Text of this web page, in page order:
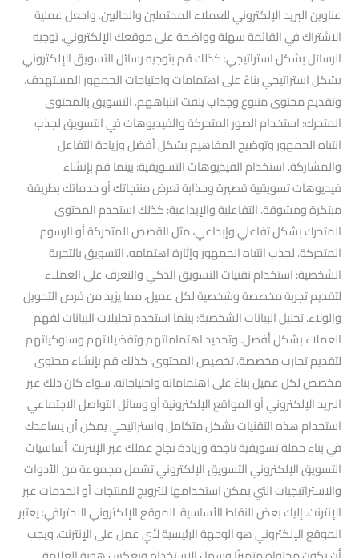
عناوين البريد الإلكتروني للعملاء المحتملين والحاليين. واجعل عملية
الاشتراك في القائمة سهلة وواضحة على موقعك الإلكتروني. توجيه
الرسائل بشكل استراتيجي: كذلك قم بتوجيه رسائل التسويق الإلكتروني
بشكل استراتيجي بناءً على اهتمامات واحتياجات الجمهور المستهدف.
وتقديم محتوى متنوع وجذاب يلفت انتباههم. التسويق بالمحتوى
المتحرك: استخدام الصور المتحركة والفيديوهات في التسويق لجذب
انتباه الجمهور وتوضيح المفاهيم بشكل أفضل وزيادة التفاعل
والمشاركة. استخدام الفيديوهات التسويقية: بينما قم بإنشاء
فيديوهات تسويقية قصيرة وجذابة تعرض منتجاتك أو خدماتك بطريقة
مبتكرة ومشوقة. التفاعلية والإبداعية: كذلك استخدم المحتوى
المتحرك بشكل تفاعلي وإبداعي، مثل القصص المتحركة أو الرسوم
المتحركة. لجذب انتباه الجمهور وإثارة اهتمامه. التسويق بالتجربة
الشخصية: استخدام تقنيات التسويق الذكي والتعرف على العملاء
لتقديم تجربة مخصصة وشخصية لكل عميل، مما يزيد من فرص التحويل
والولاء. تحليل البيانات الشخصية: بينما استخدم تحليلات البيانات لفهم
العملاء بشكل أفضل. وتحديد اهتماماتهم وتفضيلاتهم وسلوكياتهم
لتقديم تجارب مخصصة. تخصيص المحتوى: كذلك قم بإنشاء محتوى
مخصص لكل عميل بناءً على اهتماماته واحتياجاته. سواء كان ذلك عبر
البريد الإلكتروني أو المواقع الإلكترونية أو وسائل التواصل الاجتماعي.
استخدام هذه التقنيات بشكل متكامل واستراتيجي يمكن أن يساعدك
في بناء حملة تسويقية ناجحة وزيادة نجاح عملك عبر الإنترنت. أساسيات
التسويق الإلكتروني التسويق الإلكتروني تشمل مجموعة من الأدوات
والاستراتيجيات التي يمكن استخدامها للترويج للمنتجات أو الخدمات عبر
الإنترنت. إليك بعض النقاط الأساسية: الموقع الإلكتروني الاحترافي: يعتبر
الموقع الإلكتروني هو الوجهة الرئيسية لأي عمل على الإنترنت. ويجب